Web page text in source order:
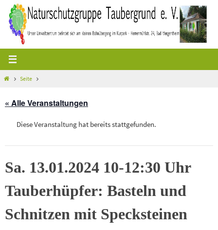
Zum
Inhalt
springen
StartSeite
« Alle Veranstaltungen
Diese Veranstaltung hat bereits stattgefunden.
Sa. 13.01.2024 10-12:30 Uhr
Tauberhüpfer: Basteln und
Schnitzen mit Specksteinen